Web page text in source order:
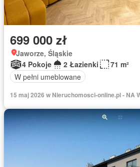
699 000 zł
Jaworze, Śląskie
4 Pokoje
2 Łazienki
71 m²
W pełni umeblowane
15 maj 2026 w Nieruchomosci-online.pl - NA